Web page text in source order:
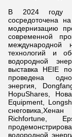
В 2024 году
сосредоточена
модернизацию
современной
международной
технологий и
водородной
выставка HEIE
проведена
энергия,
HopuShares,
Equipment,
Richfortune,
водородной